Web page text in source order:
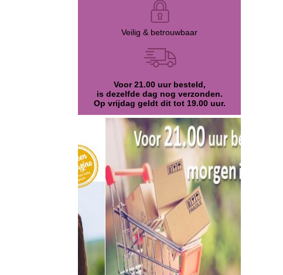
Veilig & betrouwbaar
Voor 21.00 uur besteld,
is dezelfde dag nog verzonden.
Op vrijdag geldt dit tot 19.00 uur.